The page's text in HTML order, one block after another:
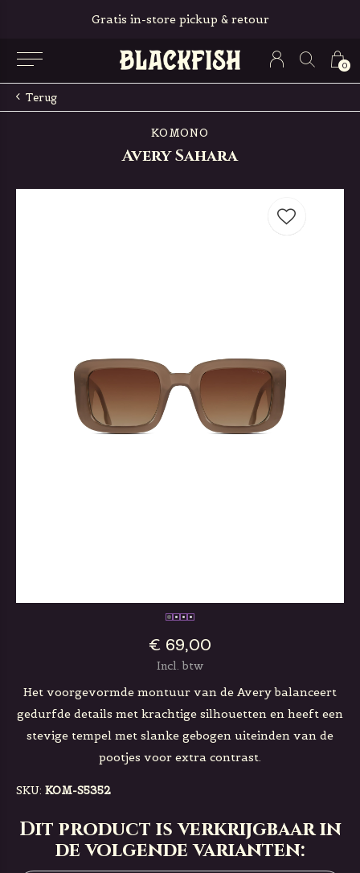
0
Gratis in-store pickup & retour
Terug
KOMONO
Avery Sahara
€ 69,00
Incl. btw
Het voorgevormde montuur van de Avery balanceert
gedurfde details met krachtige silhouetten en heeft een
stevige tempel met slanke gebogen uiteinden van de
pootjes voor extra contrast.
SKU: KOM-S5352
Dit product is verkrijgbaar in
de volgende varianten: